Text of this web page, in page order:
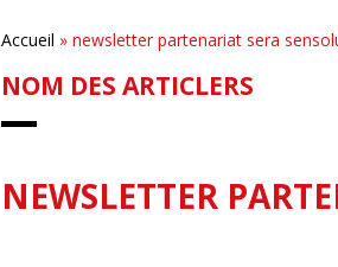
Accueil » newsletter partenariat sera
NOM DES ARTICLERS
NEWSLETTER